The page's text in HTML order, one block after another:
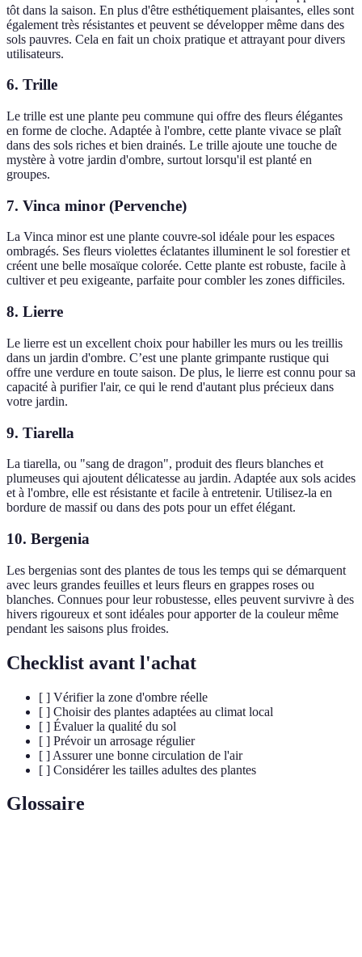
tôt dans la saison. En plus d'être esthétiquement plaisantes, elles sont
également très résistantes et peuvent se développer même dans des
sols pauvres. Cela en fait un choix pratique et attrayant pour divers
utilisateurs.
6. Trille
Le trille est une plante peu commune qui offre des fleurs élégantes
en forme de cloche. Adaptée à l'ombre, cette plante vivace se plaît
dans des sols riches et bien drainés. Le trille ajoute une touche de
mystère à votre jardin d'ombre, surtout lorsqu'il est planté en
groupes.
7. Vinca minor (Pervenche)
La Vinca minor est une plante couvre-sol idéale pour les espaces
ombragés. Ses fleurs violettes éclatantes illuminent le sol forestier et
créent une belle mosaïque colorée. Cette plante est robuste, facile à
cultiver et peu exigeante, parfaite pour combler les zones difficiles.
8. Lierre
Le lierre est un excellent choix pour habiller les murs ou les treillis
dans un jardin d'ombre. C’est une plante grimpante rustique qui
offre une verdure en toute saison. De plus, le lierre est connu pour sa
capacité à purifier l'air, ce qui le rend d'autant plus précieux dans
votre jardin.
9. Tiarella
La tiarella, ou "sang de dragon", produit des fleurs blanches et
plumeuses qui ajoutent délicatesse au jardin. Adaptée aux sols acides
et à l'ombre, elle est résistante et facile à entretenir. Utilisez-la en
bordure de massif ou dans des pots pour un effet élégant.
10. Bergenia
Les bergenias sont des plantes de tous les temps qui se démarquent
avec leurs grandes feuilles et leurs fleurs en grappes roses ou
blanches. Connues pour leur robustesse, elles peuvent survivre à des
hivers rigoureux et sont idéales pour apporter de la couleur même
pendant les saisons plus froides.
Checklist avant l'achat
[ ] Vérifier la zone d'ombre réelle
[ ] Choisir des plantes adaptées au climat local
[ ] Évaluer la qualité du sol
[ ] Prévoir un arrosage régulier
[ ] Assurer une bonne circulation de l'air
[ ] Considérer les tailles adultes des plantes
Glossaire